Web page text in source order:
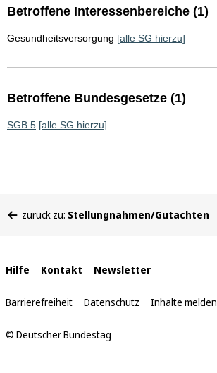
Betroffene Interessenbereiche (1)
Gesundheitsversorgung [alle SG hierzu]
Betroffene Bundesgesetze (1)
SGB 5 [alle SG hierzu]
befinden
zurück zu: Stellungnahmen/Gutachten
Interne
Links
Hilfe Kontakt Newsletter
Barrierefreiheit Datenschutz Inhalte melden
© Deutscher Bundestag